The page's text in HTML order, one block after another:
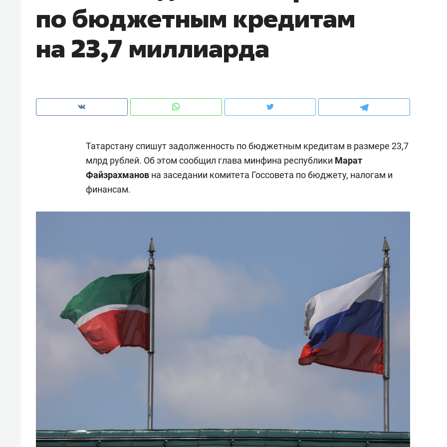
по бюджетным кредитам
на 23,7 миллиарда
Татарстану спишут задолженность по бюджетным кредитам в размере 23,7
млрд рублей. Об этом сообщил глава минфина республики Марат
Файзрахманов на заседании комитета Госсовета по бюджету, налогам и
финансам.
чем интересен Оман?
клиентах и чудных запросах мастеров
Оставить шум за волной: как
Рекомендуем